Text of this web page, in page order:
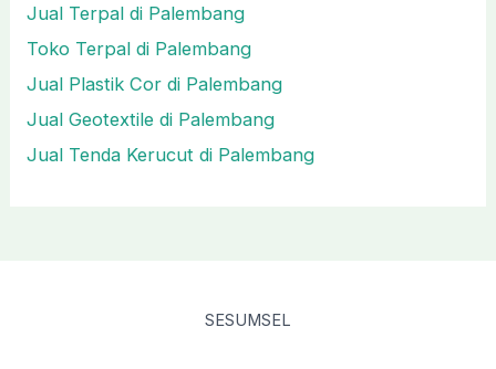
Jual Terpal di Palembang
Toko Terpal di Palembang
Jual Plastik Cor di Palembang
Jual Geotextile di Palembang
Jual Tenda Kerucut di Palembang
SESUMSEL